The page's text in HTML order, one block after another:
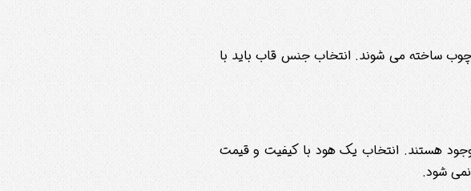
چوب ساخته می شوند. انتخاب جنس قاب باید با
موجود هستند. انتخاب یک هود با کیفیت و قیمت
شود.